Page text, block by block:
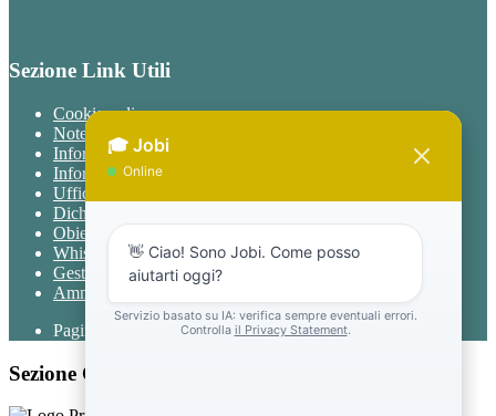
Sezione Link Utili
Cookie policy
Note legali
Informativa Privacy
Informativa Privacy chatbot Jobi
Ufficio Relazioni con il Pubblico
Dichiarazione di accessibilità
Obiettivi di accessibilità
Whistleblowing
Gestione consensi cookie
Amministrazione trasparente
Pagina visualizzata702volte
Sezione Copyright